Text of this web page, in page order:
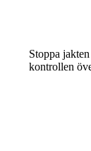
Stoppa
kontrollen